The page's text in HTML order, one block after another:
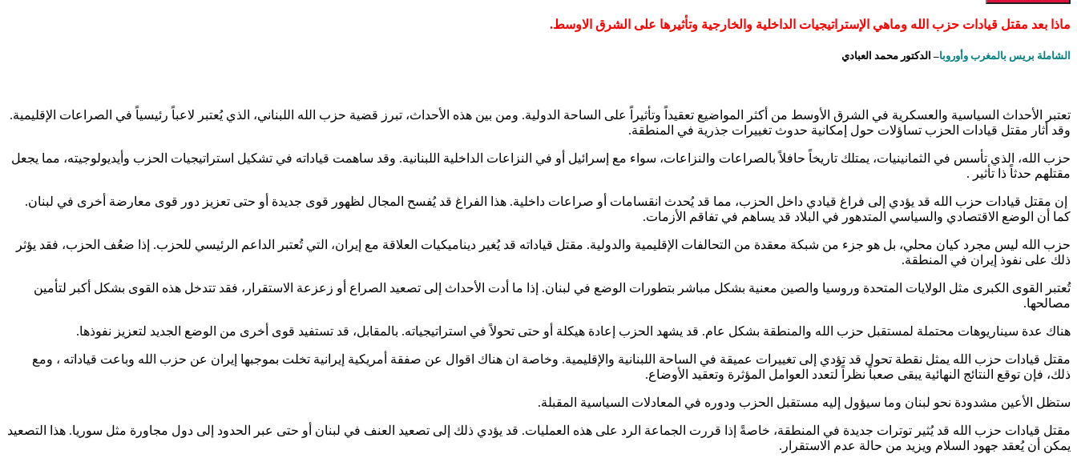
ماذا بعد مقتل قيادات حزب الله وماهي الإستراتيجيات الداخلية والخارجية وتأثيرها على الشرق الاوسط.
الشاملة بريس بالمغرب وأوروبا– الدكتور محمد العبادي
تعتبر الأحداث السياسية والعسكرية في الشرق الأوسط من أكثر المواضيع تعقيداً وتأثيراً على الساحة الدولية. ومن بين هذه الأحداث، تبرز قضية حزب الله اللبناني، الذي يُعتبر لاعباً رئيسياً في الصراعات الإقليمية.
وقد أثار مقتل قيادات الحزب تساؤلات حول إمكانية حدوث تغييرات جذرية في المنطقة.
حزب الله، الذي تأسس في الثمانينيات، يمتلك تاريخاً حافلاً بالصراعات والنزاعات، سواء مع إسرائيل أو في النزاعات الداخلية اللبنانية. وقد ساهمت قياداته في تشكيل استراتيجيات الحزب وأيديولوجيته، مما يجعل
مقتلهم حدثاً ذا تأثير .
إن مقتل قيادات حزب الله قد يؤدي إلى فراغ قيادي داخل الحزب، مما قد يُحدث انقسامات أو صراعات داخلية. هذا الفراغ قد يُفسح المجال لظهور قوى جديدة أو حتى تعزيز دور قوى معارضة أخرى في لبنان.
كما أن الوضع الاقتصادي والسياسي المتدهور في البلاد قد يساهم في تفاقم الأزمات.
حزب الله ليس مجرد كيان محلي، بل هو جزء من شبكة معقدة من التحالفات الإقليمية والدولية. مقتل قياداته قد يُغير ديناميكيات العلاقة مع إيران، التي تُعتبر الداعم الرئيسي للحزب. إذا ضعُف الحزب، فقد يؤثر
ذلك على نفوذ إيران في المنطقة.
تُعتبر القوى الكبرى مثل الولايات المتحدة وروسيا والصين معنية بشكل مباشر بتطورات الوضع في لبنان. إذا ما أدت الأحداث إلى تصعيد الصراع أو زعزعة الاستقرار، فقد تتدخل هذه القوى بشكل أكبر لتأمين
مصالحها.
هناك عدة سيناريوهات محتملة لمستقبل حزب الله والمنطقة بشكل عام. قد يشهد الحزب إعادة هيكلة أو حتى تحولاً في استراتيجياته. بالمقابل، قد تستفيد قوى أخرى من الوضع الجديد لتعزيز نفوذها.
مقتل قيادات حزب الله يمثل نقطة تحول قد تؤدي إلى تغييرات عميقة في الساحة اللبنانية والإقليمية. وخاصة ان هناك اقوال عن صفقة أمريكية إيرانية تخلت بموجبها إيران عن حزب الله وباعت قياداته ، ومع
ذلك، فإن توقع النتائج النهائية يبقى صعباً نظراً لتعدد العوامل المؤثرة وتعقيد الأوضاع.
ستظل الأعين مشدودة نحو لبنان وما سيؤول إليه مستقبل الحزب ودوره في المعادلات السياسية المقبلة.
مقتل قيادات حزب الله قد يُثير توترات جديدة في المنطقة، خاصةً إذا قررت الجماعة الرد على هذه العمليات. قد يؤدي ذلك إلى تصعيد العنف في لبنان أو حتى عبر الحدود إلى دول مجاورة مثل سوريا. هذا التصعيد
يمكن أن يُعقد جهود السلام ويزيد من حالة عدم الاستقرار.